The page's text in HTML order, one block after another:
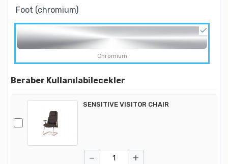
Foot (chromium)
Chromium
Beraber Kullanılabilecekler
SENSITIVE VISITOR CHAIR
− +